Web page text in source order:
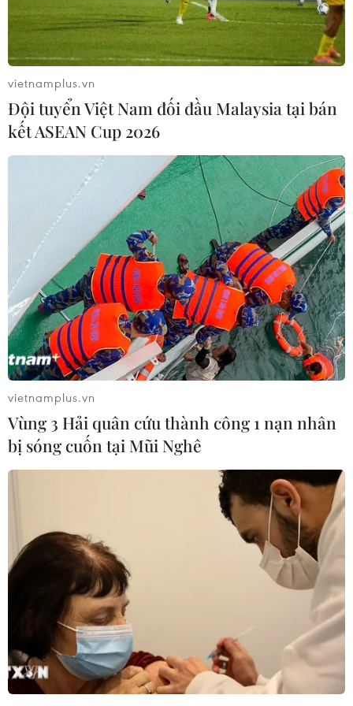
Khai mạc cuộc tập trận Hổ mang Vàng -
Cobra Gold 2017
14/02/2017 06:41
Sáng 14/2, tại Căn cứ hải quân Sattahip, tỉnh Chonburi,
cuộc tập trận Hổ Mang Vàng năm 2017 (Cobra Gold
2017) đã được Thái Lan và Mỹ đồng chủ trì khai mạc.
Tổng thống Mỹ điện đàm với các nhà lãnh
đạo Singapore, Thái Lan
vietnamplus.vn
Đội tuyển Việt Nam đối đầu Malaysia tại bán
kết ASEAN Cup 2026
vietnamplus.vn
Vùng 3 Hải quân cứu thành công 1 nạn nhân
bị sóng cuốn tại Mũi Nghê